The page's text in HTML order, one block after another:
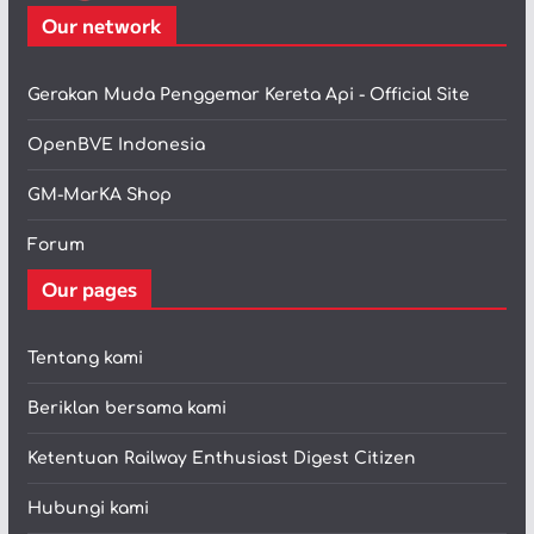
Our network
Gerakan Muda Penggemar Kereta Api - Official Site
OpenBVE Indonesia
GM-MarKA Shop
Forum
Our pages
Tentang kami
Beriklan bersama kami
Ketentuan Railway Enthusiast Digest Citizen
Hubungi kami